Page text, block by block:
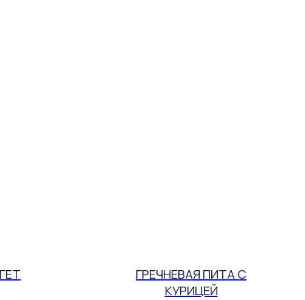
ГРЕЧНЕВАЯ ПИТА C
КУРИЦЕЙ